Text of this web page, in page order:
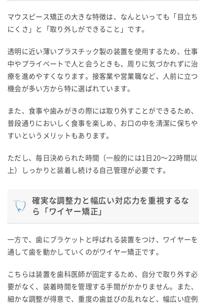
マウスピース矯正の大きな特徴は、なんといっても「目立ち
にくさ」と「取り外しができること」です。
透明に近い薄いプラスチック製の装置を使用するため、仕事
中やプライベートで人と会うときも、周りに気づかれずに治
療を進めやすくなります。接客業や営業職など、人前に立つ
機会が多い方から特に選ばれています。
また、食事や歯みがきの際には取り外すことができるため、
普段通りにおいしく食事を楽しめ、お口の中を清潔に保ちや
すいというメリットもあります。
ただし、毎日決められた時間（一般的には1日20〜22時間以
上）しっかりと装着し続ける自己管理が必要です。
確実な調整力と幅広い対応力を重視するな
ら「ワイヤー矯正」
一方で、歯にブラケットと呼ばれる装置をつけ、ワイヤーを
通して歯を動かしていくのがワイヤー矯正です。
こちらは装置を歯科医師が固定するため、自分で取り外す必
要がなく、装着時間を管理する手間がかかりません。また、
細かな調整が得意で、重度の歯並びの乱れなど、幅広い症例